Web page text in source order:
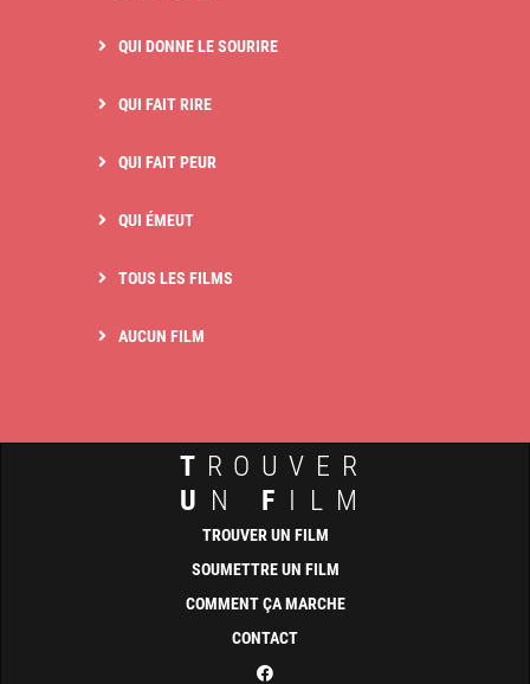
QUI DONNE LE SOURIRE
QUI FAIT RIRE
QUI FAIT PEUR
QUI ÉMEUT
TOUS LES FILMS
AUCUN FILM
T ROUVER
U N F ILM
TROUVER UN FILM
SOUMETTRE UN FILM
COMMENT ÇA MARCHE
CONTACT